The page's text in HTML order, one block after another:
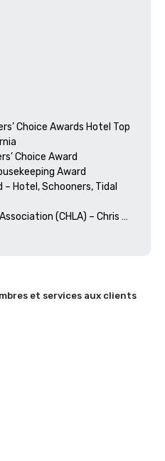
Choice Awards Hotel Top
Choice Award
Award
Hotel, Schooners, Tidal
(CHLA) – Chris
the Year (Medium Property)
Choice Awards 2024
Dining + Best Drink
et services aux clients